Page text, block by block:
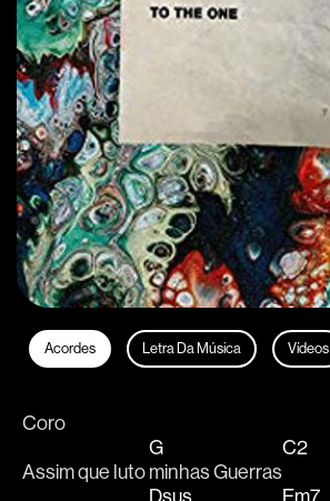
Acordes Letra Da Música Vídeos
Coro
Assim que luto
G
minhas Guerras
C2
Dsus
Em7